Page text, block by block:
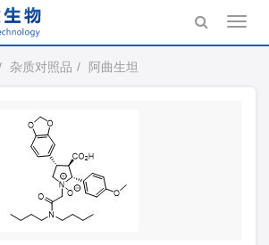
杂质对照品 阿曲生坦